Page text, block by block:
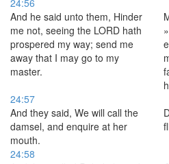
24:56
And he said unto them, Hinder
me not, seeing the LORD hath
prospered my way; send me
away that I may go to my
master.
24:57
And they said, We will call the
damsel, and enquire at her
mouth.
24:58